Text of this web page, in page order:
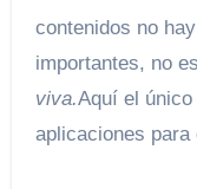
contenidos no
importantes, no
viva.Aquí el
aplicaciones para